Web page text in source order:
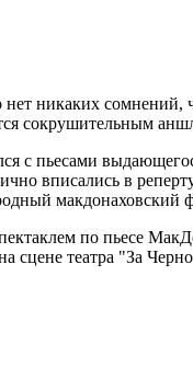
никаких сомнений,
сокрушительным
с пьесами
вписались в
макдонаховский
по пьесе
сцене театра "За